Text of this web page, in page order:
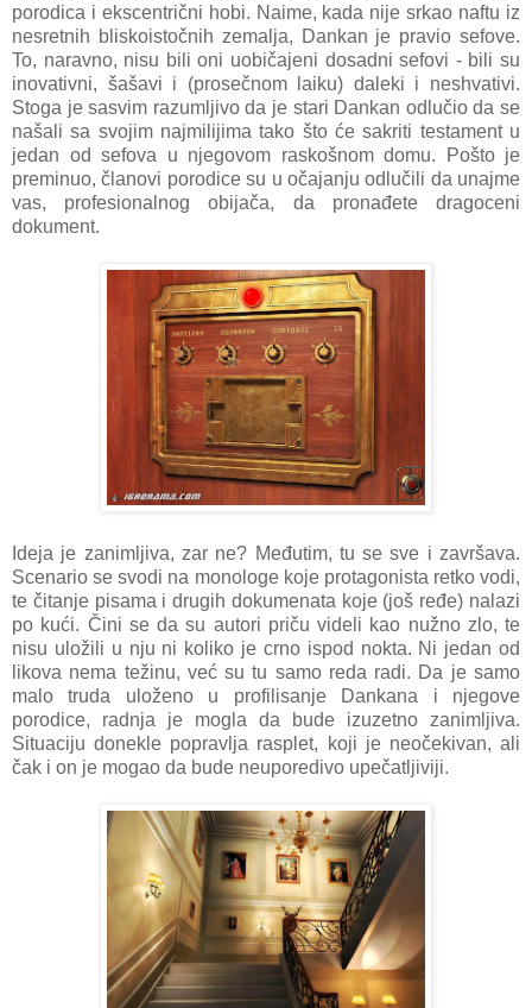
porodica i ekscentrični hobi. Naime, kada nije srkao naftu iz
nesretnih bliskoistočnih zemalja, Dankan je pravio sefove.
To, naravno, nisu bili oni uobičajeni dosadni sefovi - bili su
inovativni, šašavi i (prosečnom laiku) daleki i neshvativi.
Stoga je sasvim razumljivo da je stari Dankan odlučio da se
našali sa svojim najmilijima tako što će sakriti testament u
jedan od sefova u njegovom raskošnom domu. Pošto je
preminuo, članovi porodice su u očajanju odlučili da unajme
vas, profesionalnog obijača, da pronađete dragoceni
dokument.
Ideja je zanimljiva, zar ne? Međutim, tu se sve i završava.
Scenario se svodi na monologe koje protagonista retko vodi,
te čitanje pisama i drugih dokumenata koje (još ređe) nalazi
po kući. Čini se da su autori priču videli kao nužno zlo, te
nisu uložili u nju ni koliko je crno ispod nokta. Ni jedan od
likova nema težinu, već su tu samo reda radi. Da je samo
malo truda uloženo u profilisanje Dankana i njegove
porodice, radnja je mogla da bude izuzetno zanimljiva.
Situaciju donekle popravlja rasplet, koji je neočekivan, ali
čak i on je mogao da bude neuporedivo upečatljiviji.